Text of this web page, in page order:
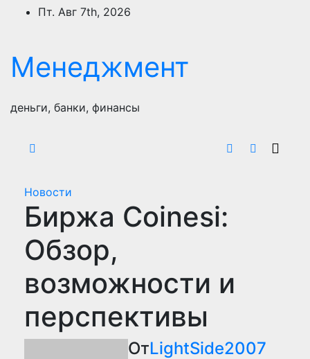
ПерейтиПт. Авг 7th, 2026
Менеджмент
деньги, банки, финансы
Новости
Биржа Coinesi:
Обзор,
возможности и
перспективы
ОтLightSide2007